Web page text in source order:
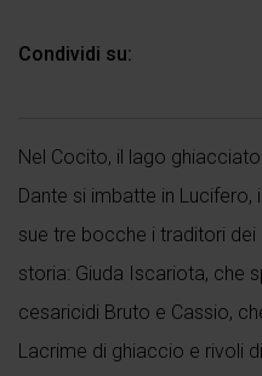
Condividi su:
Nel Cocito, il lago
Dante si imbatte in Lucifero,
sue tre bocche i traditori
storia: Giuda Iscariota, che
cesaricidi Bruto e Cassio,
Lacrime di ghiaccio e rivoli